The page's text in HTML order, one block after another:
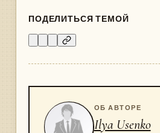
ПОДЕЛИТЬСЯ ТЕМОЙ
ОБ АВТОРЕ
Ilya Usenko